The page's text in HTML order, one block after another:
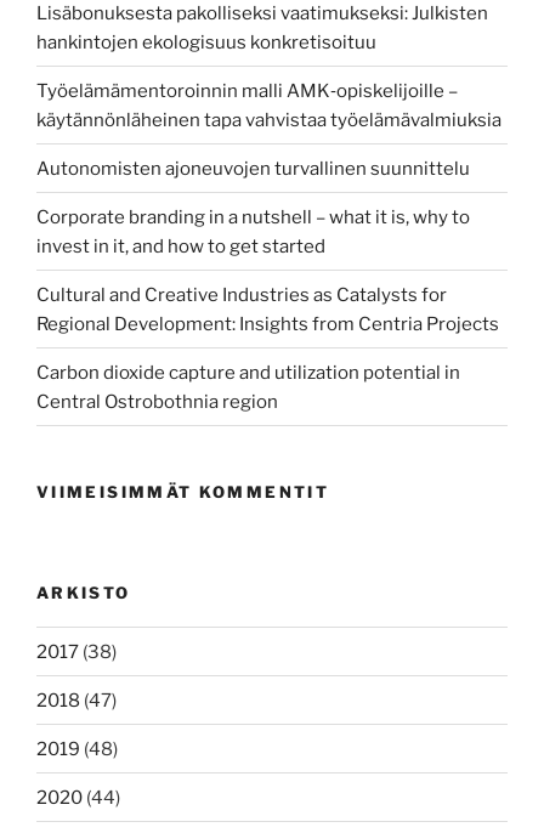
Lisäbonuksesta pakolliseksi vaatimukseksi: Julkisten
hankintojen ekologisuus konkretisoituu
Työelämämentoroinnin malli AMK‑opiskelijoille –
käytännönläheinen tapa vahvistaa työelämävalmiuksia
Autonomisten ajoneuvojen turvallinen suunnittelu
Corporate branding in a nutshell – what it is, why to
invest in it, and how to get started
Cultural and Creative Industries as Catalysts for
Regional Development: Insights from Centria Projects
Carbon dioxide capture and utilization potential in
Central Ostrobothnia region
VIIMEISIMMÄT KOMMENTIT
ARKISTO
2017 (38)
2018 (47)
2019 (48)
2020 (44)